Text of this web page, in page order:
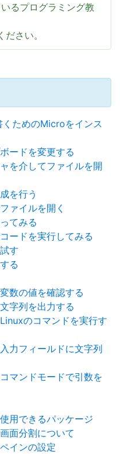
るプログラミング教
ださい。
ためのMicroをインス
ードを変更する
を介してファイルを開
を行う
ァイルを開く
てみる
ードを実行してみる
す
る
数の値を確認する
字列を出力する
のコマンドを実行す
力フィールドに文字列
マンドモードで引数を
用できるパッケージ
面分割について
インの設定